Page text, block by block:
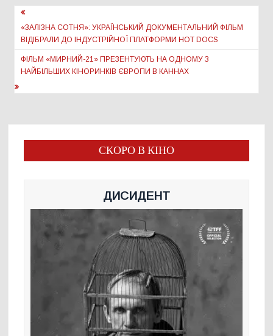
Навігація
записів
«ЗАЛІЗНА СОТНЯ»: УКРАЇНСЬКИЙ ДОКУМЕНТАЛЬНИЙ ФІЛЬМ
ВІДІБРАЛИ ДО ІНДУСТРІЙНОЇ ПЛАТФОРМИ HOT DOCS
ФІЛЬМ «МИРНИЙ-21» ПРЕЗЕНТУЮТЬ НА ОДНОМУ З
НАЙБІЛЬШИХ КІНОРИНКІВ ЄВРОПИ В КАННАХ
СКОРО В КІНО
ДИСИДЕНТ